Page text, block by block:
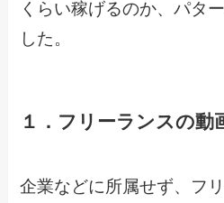
くらい稼げるのか、パタ
した。
１．フリーランスの動
企業などに所属せず、フ